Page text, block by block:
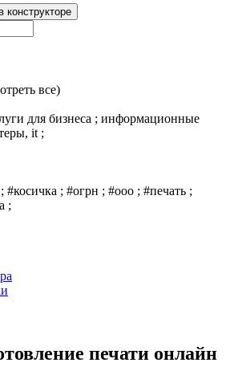
конструкторе
все)
для бизнеса ; информационные
it ;
#косичка ; #огрн ; #ооо ; #печать ;
;
печати онлайн